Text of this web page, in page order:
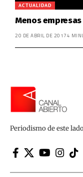
ACTUALIDAD
Menos
20 DE ABRIL DE 20174
Periodismo de este